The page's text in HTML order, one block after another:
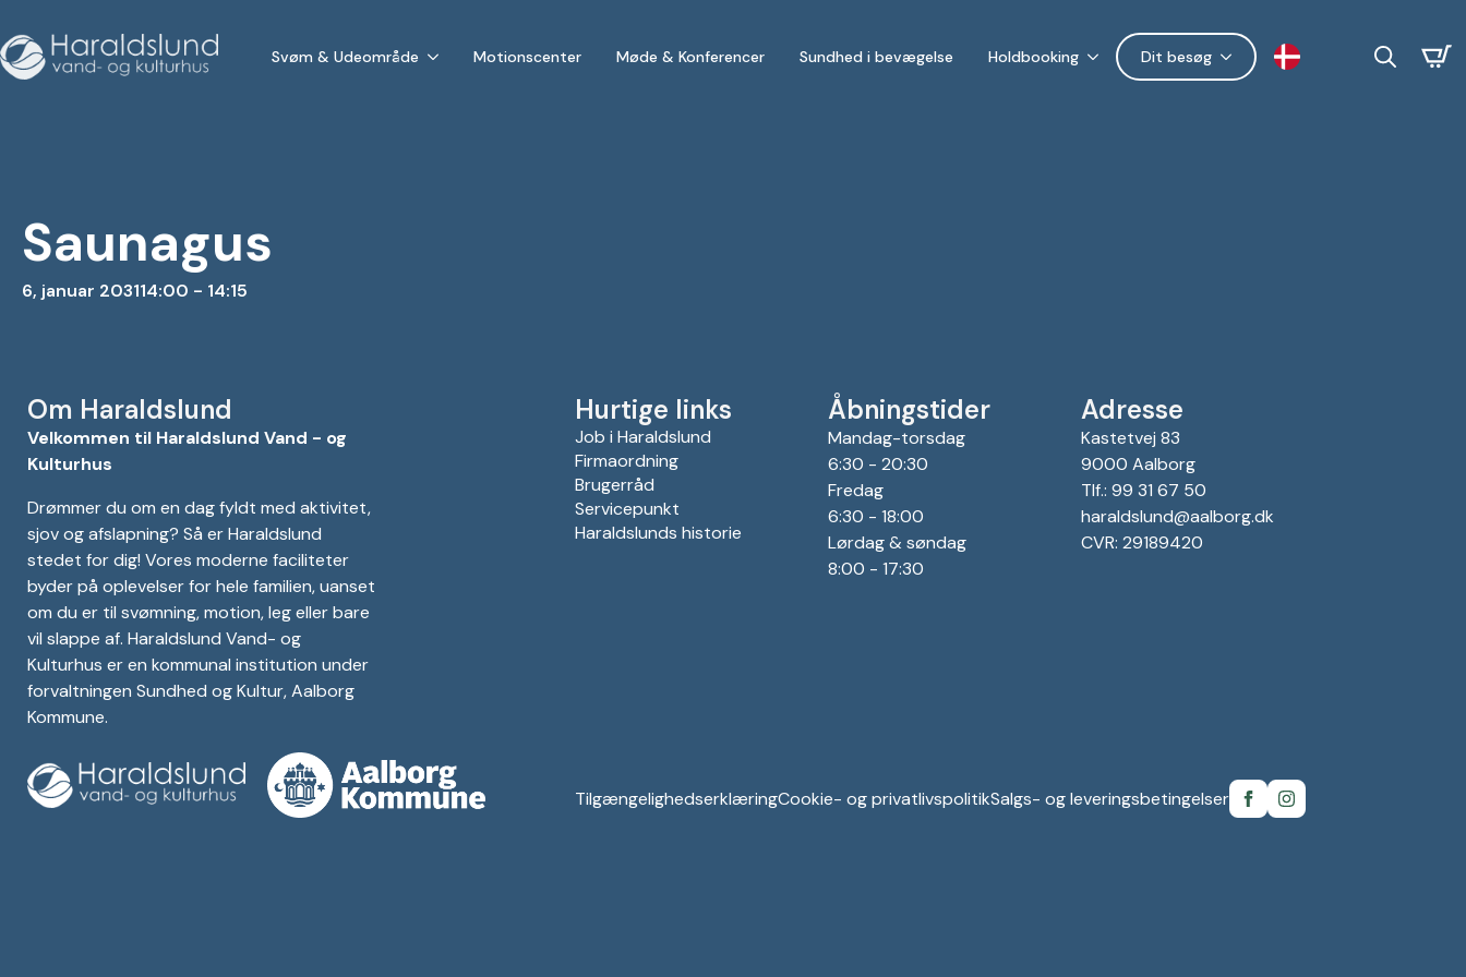
Svøm & Udeområde Motionscenter Møde & Konferencer Sundhed i bevægelse Holdbooking Dit besøg
Saunagus
6, januar 203114:00 - 14:15
Om Haraldslund
Velkommen til Haraldslund Vand - og
Kulturhus
Drømmer du om en dag fyldt med aktivitet,
sjov og afslapning? Så er Haraldslund
stedet for dig! Vores moderne faciliteter
byder på oplevelser for hele familien, uanset
om du er til svømning, motion, leg eller bare
vil slappe af. Haraldslund Vand- og
Kulturhus er en kommunal institution under
forvaltningen Sundhed og Kultur, Aalborg
Kommune.
Hurtige links
Job i Haraldslund
Firmaordning
Brugerråd
Servicepunkt
Haraldslunds historie
Åbningstider
Mandag-torsdag
6:30 - 20:30
Fredag
6:30 - 18:00
Lørdag & søndag
8:00 - 17:30
Adresse
Kastetvej 83
9000 Aalborg
Tlf.: 99 31 67 50
haraldslund@aalborg.dk
CVR: 29189420
TilgængelighedserklæringCookie- og privatlivspolitikSalgs- og leveringsbetingelser